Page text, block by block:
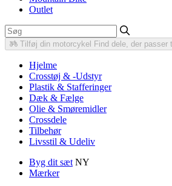
Outlet
Tilføj din motorcykel Find dele, der passer
Hjelme
Crosstøj & -Udstyr
Plastik & Stafferinger
Dæk & Fælge
Olie & Smøremidler
Crossdele
Tilbehør
Livsstil & Udeliv
Byg dit sæt NY
Mærker